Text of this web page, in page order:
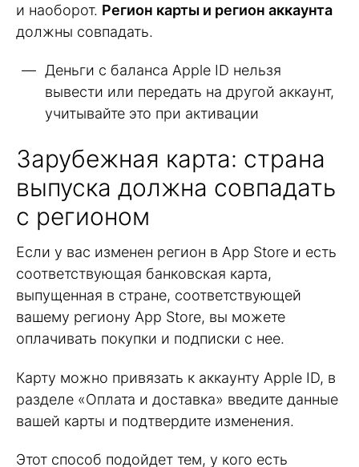
и наоборот. Регион карты и регион аккаунта
должны совпадать.
Деньги с баланса Apple ID нельзя
вывести или передать на другой аккаунт,
учитывайте это при активации
Зарубежная карта: страна
выпуска должна совпадать
с регионом
Если у вас изменен регион в App Store и есть
соответствующая банковская карта,
выпущенная в стране, соответствующей
вашему региону App Store, вы можете
оплачивать покупки и подписки с нее.
Карту можно привязать к аккаунту Apple ID, в
разделе «Оплата и доставка» введите данные
вашей карты и подтвердите изменения.
Этот способ подойдет тем, у кого есть